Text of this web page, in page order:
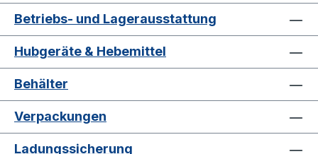
Betriebs- und Lagerausstattung
Hubgeräte & Hebemittel
Behälter
Verpackungen
Ladungssicherung